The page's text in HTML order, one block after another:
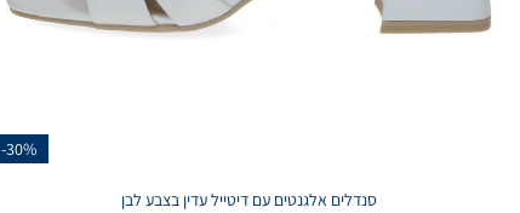
-30%
סנדלים אלגנטים עם דיטייל עדין בצבע לבן